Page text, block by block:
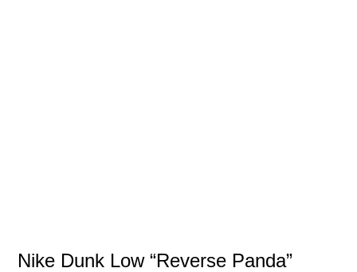
Nike Dunk Low “Reverse Panda”